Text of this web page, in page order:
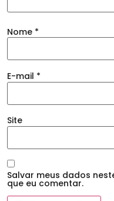
Nome *
E-mail *
Site
Salvar meus dados
que eu comentar.